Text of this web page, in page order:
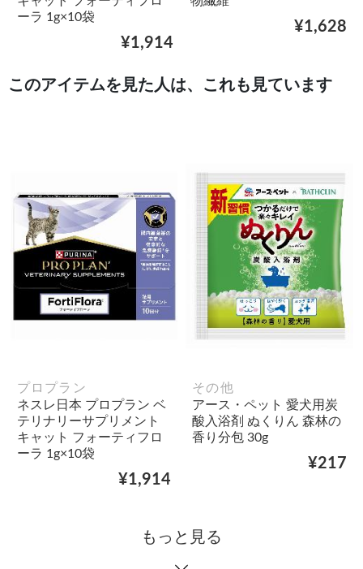
ーラ 1g×10袋
¥1,914
¥1,628
このアイテムを見た人は、これも見ています
プロプラン
ネスレ日本 プロプラン ベ
テリナリーサプリメント
キャット フォーティフロ
ーラ 1g×10袋
¥1,914
その他
アース・ペット 愛犬用炭
酸入浴剤 ぬくりん 森林の
香り分包 30g
¥217
もっと見る